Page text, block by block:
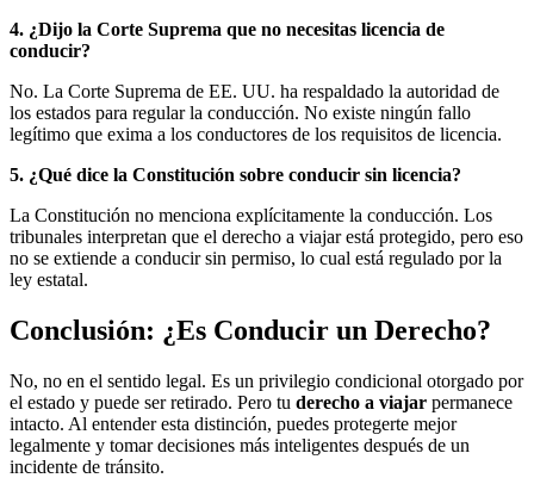
4. ¿Dijo la Corte Suprema que no necesitas licencia de
conducir?
No. La Corte Suprema de EE. UU. ha respaldado la autoridad de
los estados para regular la conducción. No existe ningún fallo
legítimo que exima a los conductores de los requisitos de licencia.
5. ¿Qué dice la Constitución sobre conducir sin licencia?
La Constitución no menciona explícitamente la conducción. Los
tribunales interpretan que el derecho a viajar está protegido, pero eso
no se extiende a conducir sin permiso, lo cual está regulado por la
ley estatal.
Conclusión: ¿Es Conducir un Derecho?
No, no en el sentido legal. Es un privilegio condicional otorgado por
el estado y puede ser retirado. Pero tu derecho a viajar permanece
intacto. Al entender esta distinción, puedes protegerte mejor
legalmente y tomar decisiones más inteligentes después de un
incidente de tránsito.